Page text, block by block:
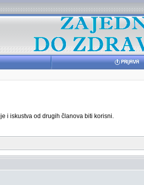
i iskustva od drugih članova biti korisni.